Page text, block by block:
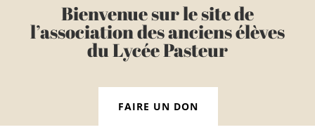
Bienvenue sur le site de
l’association des anciens élèves
du Lycée Pasteur
FAIRE UN DON